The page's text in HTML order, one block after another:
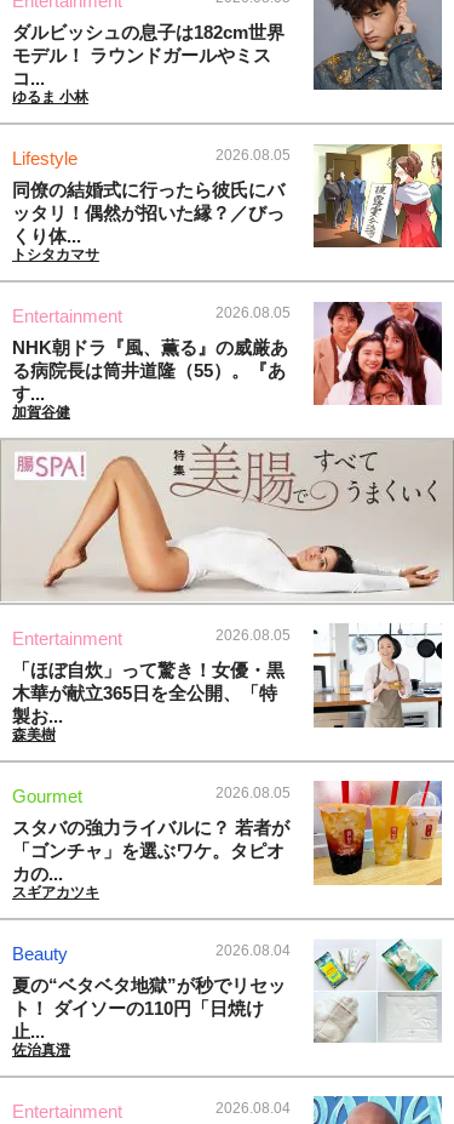
ダルビッシュの息子は182cm世界
モデル！ ラウンドガールやミス
コ...
ゆるま 小林
Lifestyle 2026.08.05
同僚の結婚式に行ったら彼氏にバ
ッタリ！偶然が招いた縁？／びっ
くり体...
トシタカマサ
Entertainment 2026.08.05
NHK朝ドラ『風、薫る』の威厳あ
る病院長は筒井道隆（55）。『あ
す...
加賀谷健
Entertainment 2026.08.05
「ほぼ自炊」って驚き！女優・黒
木華が献立365日を全公開、「特
製お...
森美樹
Gourmet 2026.08.05
スタバの強力ライバルに？ 若者が
「ゴンチャ」を選ぶワケ。タピオ
カの...
スギアカツキ
Beauty 2026.08.04
夏の“ベタベタ地獄”が秒でリセッ
ト！ ダイソーの110円「日焼け
止...
佐治真澄
Entertainment 2026.08.04